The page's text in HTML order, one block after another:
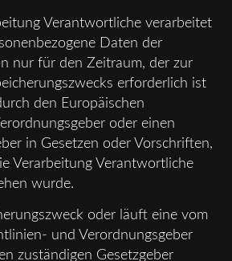
Verantwortliche verarbeitet
Daten der
nur für den Zeitraum, der zur
erforderlich ist
den Europäischen
oder einen
in Gesetzen oder Vorschriften,
Verarbeitung Verantwortliche
wurde.
oder läuft eine vom
und Verordnungsgeber
zuständigen Gesetzgeber